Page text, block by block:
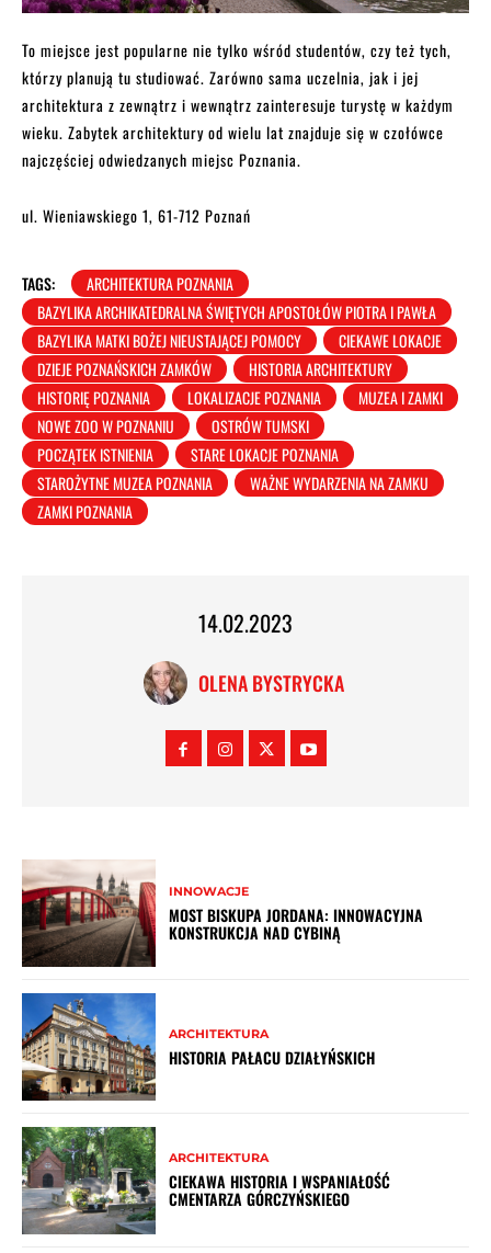
To miejsce jest popularne nie tylko wśród studentów, czy też tych,
którzy planują tu studiować. Zarówno sama uczelnia, jak i jej
architektura z zewnątrz i wewnątrz zainteresuje turystę w każdym
wieku. Zabytek architektury od wielu lat znajduje się w czołówce
najczęściej odwiedzanych miejsc Poznania.
ul. Wieniawskiego 1, 61-712 Poznań
TAGS:
ARCHITEKTURA POZNANIA
BAZYLIKA ARCHIKATEDRALNA ŚWIĘTYCH APOSTOŁÓW PIOTRA I PAWŁA
BAZYLIKA MATKI BOŻEJ NIEUSTAJĄCEJ POMOCY
CIEKAWE LOKACJE
DZIEJE POZNAŃSKICH ZAMKÓW
HISTORIA ARCHITEKTURY
HISTORIĘ POZNANIA
LOKALIZACJE POZNANIA
MUZEA I ZAMKI
NOWE ZOO W POZNANIU
OSTRÓW TUMSKI
POCZĄTEK ISTNIENIA
STARE LOKACJE POZNANIA
STAROŻYTNE MUZEA POZNANIA
WAŻNE WYDARZENIA NA ZAMKU
ZAMKI POZNANIA
14.02.2023
OLENA BYSTRYCKA
INNOWACJE
MOST BISKUPA JORDANA: INNOWACYJNA
KONSTRUKCJA NAD CYBINĄ
ARCHITEKTURA
HISTORIA PAŁACU DZIAŁYŃSKICH
ARCHITEKTURA
CIEKAWA HISTORIA I WSPANIAŁOŚĆ
CMENTARZA GÓRCZYŃSKIEGO